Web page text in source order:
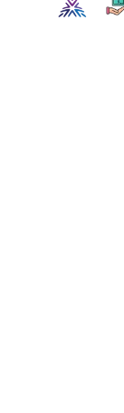
حمض
تساعد في